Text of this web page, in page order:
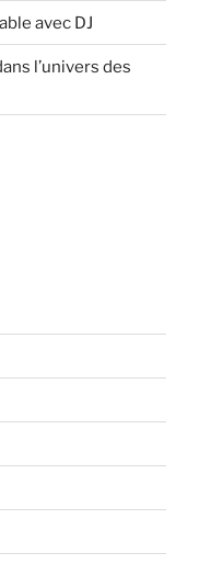
avec DJ
l’univers des